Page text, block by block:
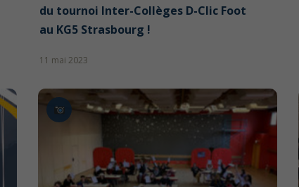
du tournoi Inter-Collèges D-Clic Foot
au KG5 Strasbourg !
11 mai 2023